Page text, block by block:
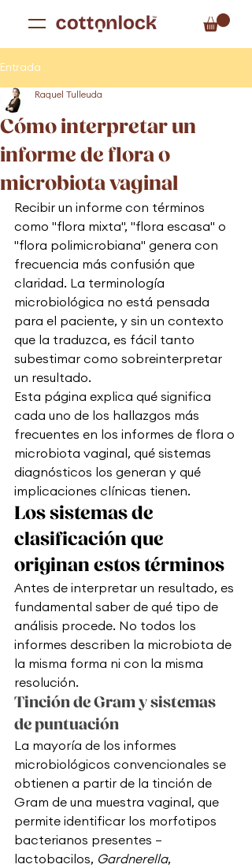
Entrada
Cómo interpretar un
informe de flora o
microbiota vaginal
Raquel Tulleuda
Recibir un informe con términos
como "flora mixta", "flora escasa" o
"flora polimicrobiana" genera con
frecuencia más confusión que
claridad. La terminología
microbiológica no está pensada
para el paciente, y sin un contexto
que la traduzca, es fácil tanto
subestimar como sobreinterpretar
un resultado.
Esta página explica qué significa
cada uno de los hallazgos más
frecuentes en los informes de flora o
microbiota vaginal, qué sistemas
diagnósticos los generan y qué
implicaciones clínicas tienen.
Los sistemas de
clasificación que
originan estos términos
Antes de interpretar un resultado, es
fundamental saber de qué tipo de
análisis procede. No todos los
informes describen la microbiota de
la misma forma ni con la misma
resolución.
Tinción de Gram y sistemas
de puntuación
La mayoría de los informes
microbiológicos convencionales se
obtienen a partir de la tinción de
Gram de una muestra vaginal, que
permite identificar los morfotipos
bacterianos presentes —
lactobacilos, Gardnerella,